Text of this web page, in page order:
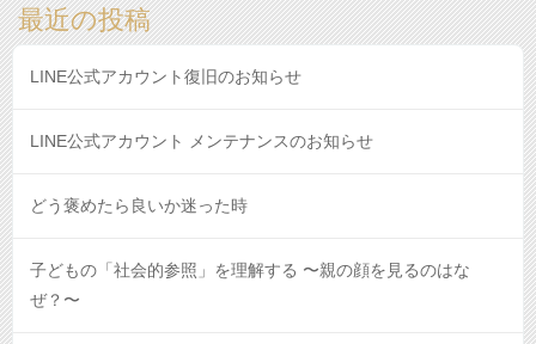
最近の投稿
LINE公式アカウント復旧のお知らせ
LINE公式アカウント メンテナンスのお知らせ
どう褒めたら良いか迷った時
子どもの「社会的参照」を理解する 〜親の顔を見るのはな
ぜ？〜